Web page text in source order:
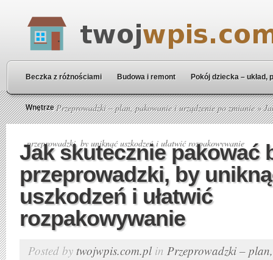
Beczka z różnościami Budowa i remont Pokój dziecka – układ,
Wnętrze
Home»Przeprowadzki – plan, pakowanie i urządzenie po zmianie»
przeprowadzki, by uniknąć uszkodzeń i ułatwić rozpakowywanie
Jak skutecznie pakować
przeprowadzki, by
uszkodzeń i ułatwić
rozpakowywanie
Posted by twojwpis.com.plin Przeprowadzki –